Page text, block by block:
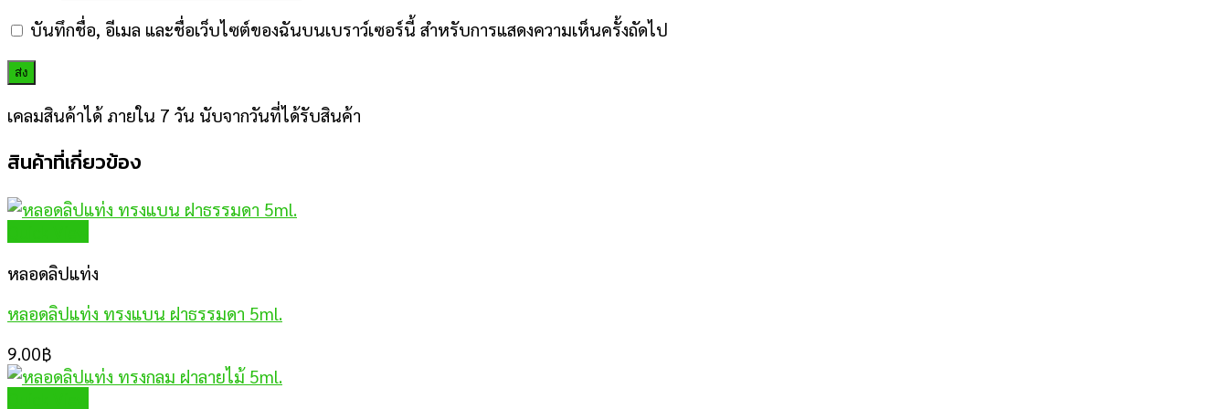
บันทึกชื่อ, อีเมล และชื่อเว็บไซต์ของฉันบนเบราว์เซอร์นี้ สำหรับการแสดงความเห็นครั้งถัดไป
เคลมสินค้าได้ ภายใน 7 วัน นับจากวันที่ได้รับสินค้า
สินค้าที่เกี่ยวข้อง
หลอดลิปแท่ง
หลอดลิปแท่ง ทรงแบน ฝาธรรมดา 5ml.
9.00฿